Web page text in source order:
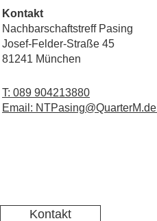
Kontakt
Nachbarschaftstreff Pasing
Josef-Felder-Straße 45
81241 München
T: 089 904213880
Email: NTPasing@QuarterM.de
Kontakt